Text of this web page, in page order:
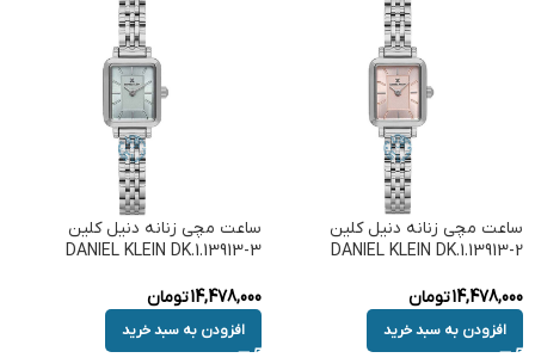
ساعت مچی زنانه دنیل کلین
DANIEL KLEIN DK.1.13913-2
14,478,000تومان
افزودن به سبد خرید
ساعت مچی زنانه دنیل کلین
DANIEL KLEIN DK.1.13913-3
14,478,000تومان
افزودن به سبد خرید